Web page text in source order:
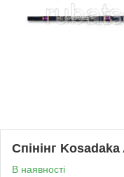
Спінінг
В наявності